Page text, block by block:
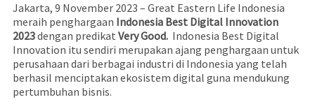
Jakarta, 9 November 2023 – Great Eastern Life Indonesia
meraih penghargaan Indonesia Best Digital Innovation
2023dengan predikat Very Good. Indonesia Best Digital
Innovation itu sendiri merupakan ajang penghargaan untuk
perusahaan dari berbagai industri di Indonesia yang telah
berhasil menciptakan ekosistem digital guna mendukung
pertumbuhan bisnis.